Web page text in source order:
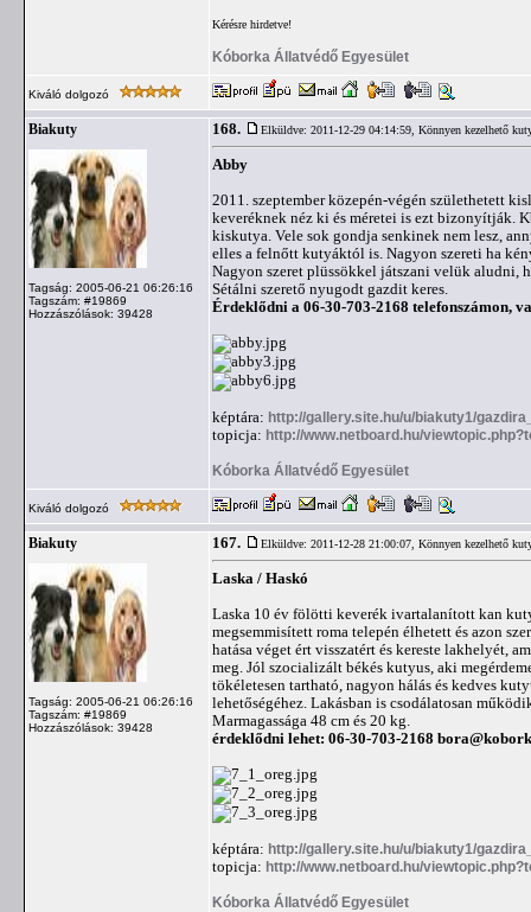
Kérésre hirdetve!
Kóborka Állatvédő Egyesület
Kiváló dolgozó
Biakuty
Tagság: 2005-06-21 06:26:16
Tagszám: #19869
Hozzászólások: 39428
168. Elküldve: 2011-12-29 04:14:59, Könnyen kezelhető
Abby
2011. szeptember közepén-végén születhetett
keveréknek néz ki és méretei is ezt bizonyítják.
kiskutya. Vele sok gondja senkinek nem lesz,
elles a felnőtt kutyáktól is. Nagyon szereti ha
Nagyon szeret plüssökkel játszani velük aludni,
Sétálni szerető nyugodt gazdit keres.
Érdeklődni a 06-30-703-2168 telefonszámon,
képtára: http://gallery.site.hu/u/biakuty1/
topicja: http://www.netboard.hu/
Kóborka Állatvédő Egyesület
Kiváló dolgozó
Biakuty
Tagság: 2005-06-21 06:26:16
Tagszám: #19869
Hozzászólások: 39428
167. Elküldve: 2011-12-28 21:00:07, Könnyen kezelhető
Laska / Haskó
Laska 10 év fölötti keverék ivartalanított kan
megsemmisített roma telepén élhetett és azon
hatása véget ért visszatért és kereste lakhelyét,
meg. Jól szocializált békés kutyus, aki
tökéletesen tartható, nagyon hálás és kedves
lehetőségéhez. Lakásban is csodálatosan
Marmagassága 48 cm és 20 kg.
érdeklődni lehet: 06-30-703-2168
képtára: http://gallery.site.hu/u/biakuty1/
topicja: http://www.netboard.hu/
Kóborka Állatvédő Egyesület